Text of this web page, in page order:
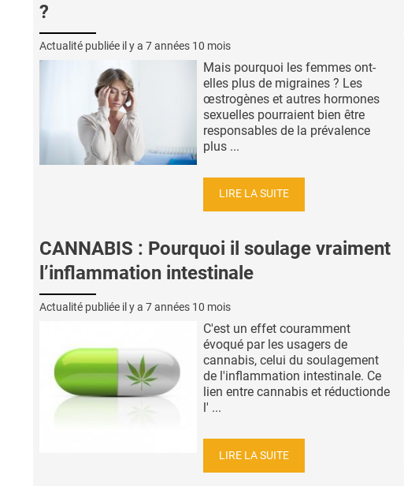
?
Actualité publiée il y a 7 années 10 mois
Mais pourquoi les femmes ont-
elles plus de migraines ? Les
œstrogènes et autres hormones
sexuelles pourraient bien être
responsables de la prévalence
plus ...
LIRE LA SUITE
CANNABIS : Pourquoi il soulage vraiment
l’inflammation intestinale
Actualité publiée il y a 7 années 10 mois
C'est un effet couramment
évoqué par les usagers de
cannabis, celui du soulagement
de l'inflammation intestinale. Ce
lien entre cannabis et réductionde
l' ...
LIRE LA SUITE